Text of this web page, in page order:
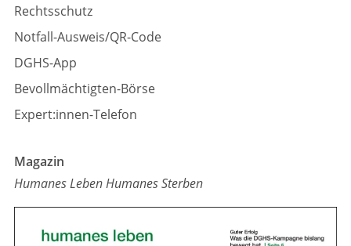
Rechtsschutz
Notfall-Ausweis/QR-Code
DGHS-App
Bevollmächtigten-Börse
Expert:innen-Telefon
Magazin
Humanes Leben Humanes Sterben